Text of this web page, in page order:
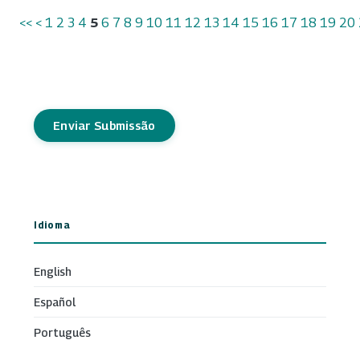
<< < 1 2 3 4 5 6 7 8 9 10 11 12 13 14 15 16 17 18 19 20
Enviar Submissão
Idioma
English
Español
Português